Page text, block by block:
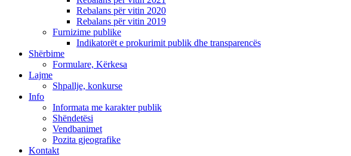
Rebalans për vitin 2020
Rebalans për vitin 2019
Furnizime publike
Indikatorët e prokurimit publik dhe transparencës
Shërbime
Formulare, Kërkesa
Lajme
Shpallje, konkurse
Info
Informata me karakter publik
Shëndetësi
Vendbanimet
Pozita gjeografike
Kontakt